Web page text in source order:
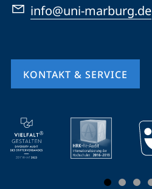
info@uni-marburg.de
KONTAKT & SERVICE
Mobile-
Service-
Navigation